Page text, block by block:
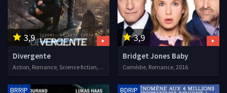
3,9
Divergente
Action, Romance, Science fiction, 2014
3,9
Bridget Jones Baby
Comédie, Romance, 2016
BRRIP BDRIP